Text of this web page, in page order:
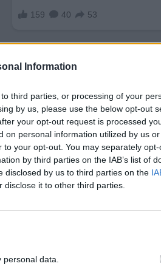
Information
third parties, or processing of your
by us, please use the below opt-out
your opt-out request is processed
on personal information utilized by us
your opt-out. You may separately
by third parties on the IAB’s list of
disclosed by us to third parties on the
disclose it to other third parties.
data.
mediaoffice.ae, за периода
и 7,9% в
средства, захранвани с
на електричество и
енергийното потребление,
в тези посоки. На този етап